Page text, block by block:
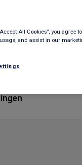
All Cookies”, you agree
and assist in our